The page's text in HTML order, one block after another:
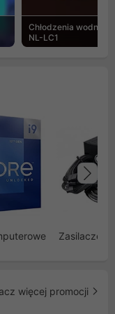
Chłodzenia wodne
NL-LC1
Zasilacze
więcej promocji